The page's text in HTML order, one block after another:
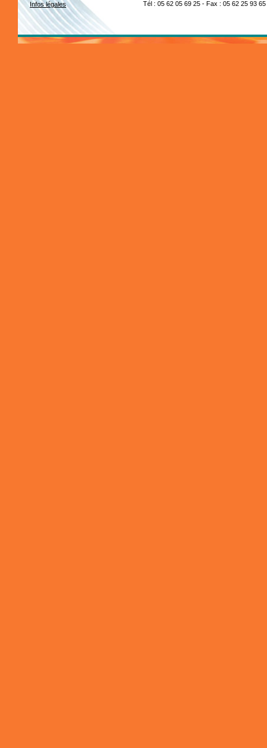
Infos légales Tél : 05 62 05 69 25 - Fax : 05 62 25 93